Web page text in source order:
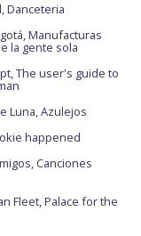
Danceteria
Manufacturas
la gente sola
The user's guide to
Luna, Azulejos
happened
Canciones
Fleet, Palace for the